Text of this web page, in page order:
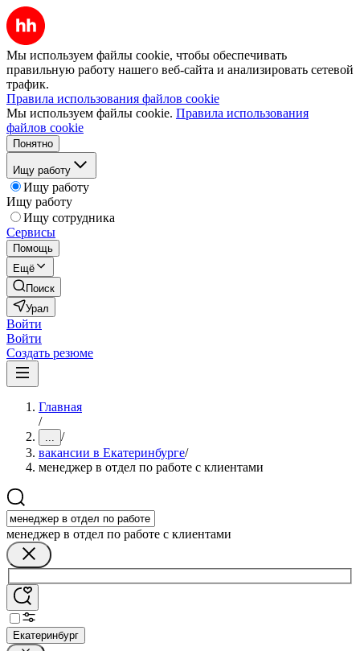
Мы используем файлы cookie, чтобы обеспечивать
правильную работу нашего веб-сайта и анализировать сетевой
трафик.
Правила использования файлов cookie
Мы используем файлы cookie. Правила использования
файлов cookie
Понятно
Ищу работу
Ищу работу
Ищу работу
Ищу сотрудника
Сервисы
Помощь
Ещё
Поиск
Урал
Войти
Войти
Создать резюме
Главная
/
... /
вакансии в Екатеринбурге/
менеджер в отдел по работе с клиентами
менеджер в отдел по работе с клиентами
Екатеринбург